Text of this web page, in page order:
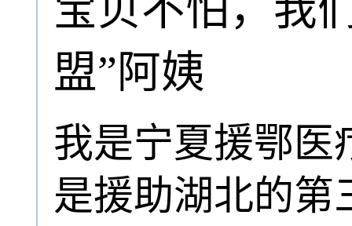
盟”阿姨
我是宁夏援鄂医
是援助湖北的第